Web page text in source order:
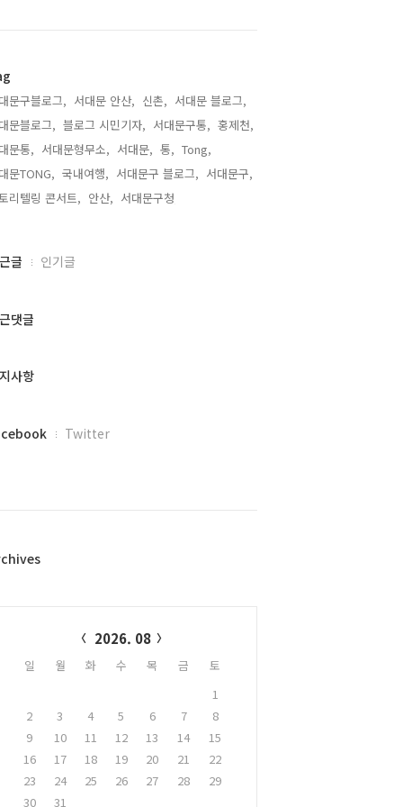
문구블로그, 서대문 안산, 신촌, 서대문 블로그,
문블로그, 블로그 시민기자, 서대문구통, 홍제천,
문통, 서대문형무소, 서대문, 통, Tong,
문TONG, 국내여행, 서대문구 블로그, 서대문구,
리텔링 콘서트, 안산, 서대문구청,
글 인기글
댓글
사항
Twitter
2026. 08
일 월 화 수 목 금
토
1
2
3 4 5 6 7
8
9
10 11 12 13 14
15
16
17 18 19 20 21
22
23
24 25 26 27 28
29
30
31